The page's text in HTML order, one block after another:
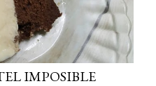
IMPOSIBLE